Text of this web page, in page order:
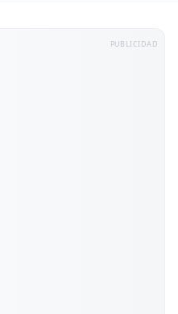
PUBLICIDAD